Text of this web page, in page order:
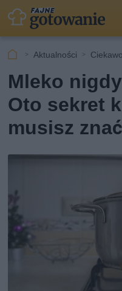
Aktualności
Mleko
Oto sekret
musisz